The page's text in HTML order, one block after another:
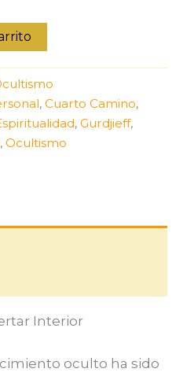
, Cuarto Camino,
, Gurdjieff,
, Ocultismo
Interior
oculto ha sido